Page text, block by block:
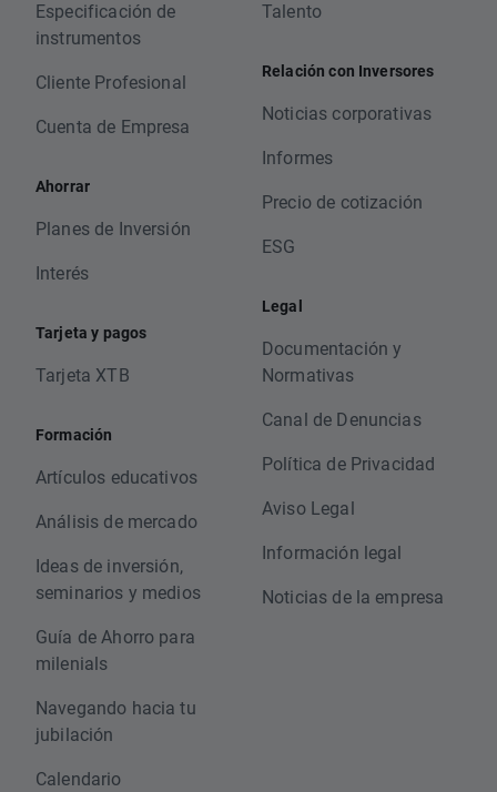
Especificación de
instrumentos
Cliente Profesional
Cuenta de Empresa
Ahorrar
Planes de Inversión
Interés
Tarjeta y pagos
Tarjeta XTB
Formación
Artículos educativos
Análisis de mercado
Ideas de inversión,
seminarios y medios
Guía de Ahorro para
milenials
Navegando hacia tu
jubilación
Calendario
Talento
Relación con Inversores
Noticias corporativas
Informes
Precio de cotización
ESG
Legal
Documentación y
Normativas
Canal de Denuncias
Política de Privacidad
Aviso Legal
Información legal
Noticias de la empresa